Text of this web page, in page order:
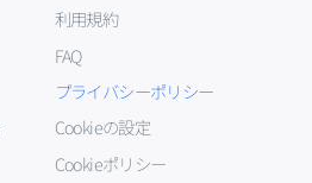
利用規約
FAQ
プライバシーポリシー
Cookieの設定
Cookieポリシー